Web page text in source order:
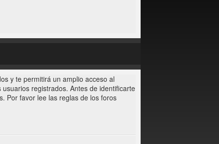
y te permitirá un amplio acceso al
registrados. Antes de identificarte
Por favor lee las reglas de los foros